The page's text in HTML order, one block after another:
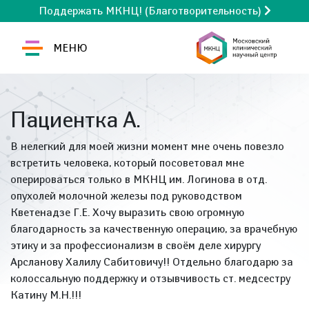
Поддержать МКНЦ! (Благотворительность)
МЕНЮ
Пациентка А.
В нелегкий для моей жизни момент мне очень повезло
встретить человека, который посоветовал мне
оперироваться только в МКНЦ им. Логинова в отд.
опухолей молочной железы под руководством
Кветенадзе Г.Е. Хочу выразить свою огромную
благодарность за качественную операцию, за врачебную
этику и за профессионализм в своём деле хирургу
Арсланову Халилу Сабитовичу!! Отдельно благодарю за
колоссальную поддержку и отзывчивость ст. медсестру
Катину М.Н.!!!